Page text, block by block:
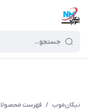
نیکان‌موب / فهرست